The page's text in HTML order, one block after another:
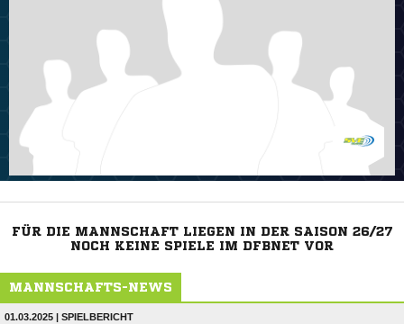
FÜR DIE MANNSCHAFT LIEGEN IN DER SAISON 26/27
NOCH KEINE SPIELE IM DFBNET VOR
MANNSCHAFTS-NEWS
01.03.2025 | SPIELBERICHT